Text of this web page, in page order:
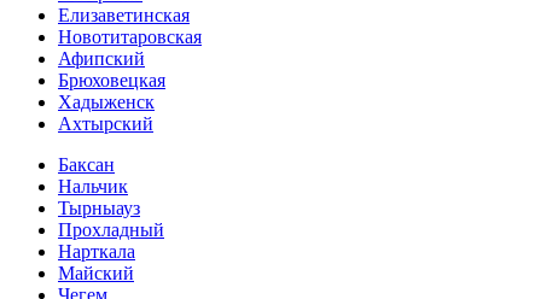
Елизаветинская
Новотитаровская
Афипский
Брюховецкая
Хадыженск
Ахтырский
Баксан
Нальчик
Тырныауз
Прохладный
Нарткала
Майский
Чегем